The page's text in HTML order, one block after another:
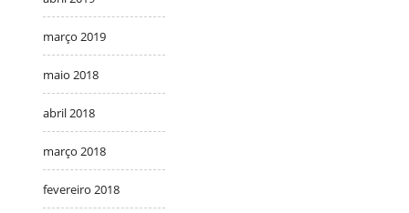
março 2019
maio 2018
abril 2018
março 2018
fevereiro 2018